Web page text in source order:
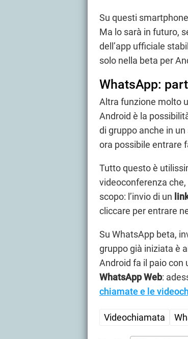
Su questi
Ma lo sarà in futuro,
dell’app ufficiale
solo nella beta per
WhatsApp:
Altra funzione molto
Android è la
di gruppo anche in
ora possibile entrare
Tutto questo è
videoconferenza
scopo: l’invio di un
cliccare per entrare
Su WhatsApp beta,
gruppo già iniziata è
Android fa il paio con
WhatsApp Web:
chiamate e le
Videochiamata